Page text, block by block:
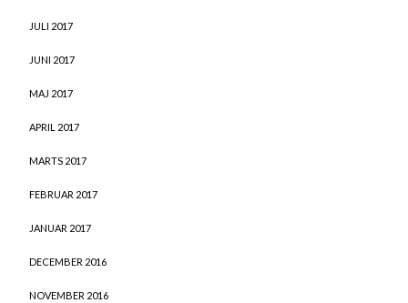
JULI 2017
JUNI 2017
MAJ 2017
APRIL 2017
MARTS 2017
FEBRUAR 2017
JANUAR 2017
DECEMBER 2016
NOVEMBER 2016